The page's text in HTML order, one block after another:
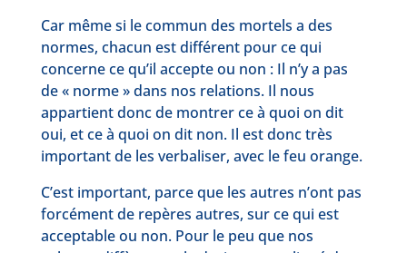
Car même si le commun des mortels a des
normes, chacun est différent pour ce qui
concerne ce qu’il accepte ou non : Il n’y a pas
de « norme » dans nos relations. Il nous
appartient donc de montrer ce à quoi on dit
oui, et ce à quoi on dit non. Il est donc très
important de les verbaliser, avec le feu orange.
C’est important, parce que les autres n’ont pas
forcément de repères autres, sur ce qui est
acceptable ou non. Pour le peu que nos